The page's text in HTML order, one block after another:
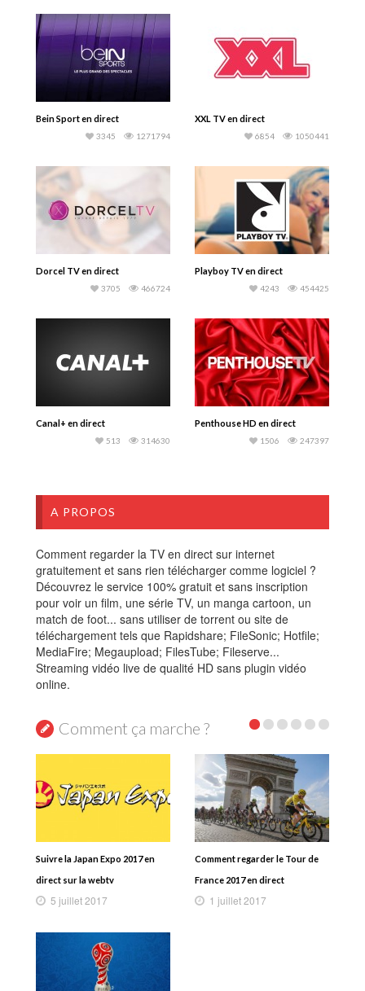
Bein Sport en direct
1271794
3345
XXL TV en direct
1050441
6854
Dorcel TV en direct
466724
3705
Playboy TV en direct
454425
4243
Canal+ en direct
314630
513
Penthouse HD en direct
247397
1506
A PROPOS
Comment regarder la TV en direct sur internet
gratuitement et sans rien télécharger comme logiciel ?
Découvrez le service 100% gratuit et sans inscription
pour voir un film, une série TV, un manga cartoon, un
match de foot... sans utiliser de torrent ou site de
téléchargement tels que Rapidshare; FileSonic; Hotfile;
MediaFire; Megaupload; FilesTube; Fileserve...
Streaming vidéo live de qualité HD sans plugin vidéo
online.
Comment ça marche ?
Suivre la Japan Expo 2017 en
direct sur la webtv
5 juillet 2017
Comment regarder le Tour de
France 2017 en direct
1 juillet 2017